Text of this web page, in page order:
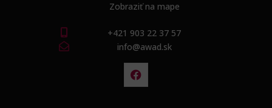
Zobraziť na mape
+421 903 22 37 57
info@awad.sk